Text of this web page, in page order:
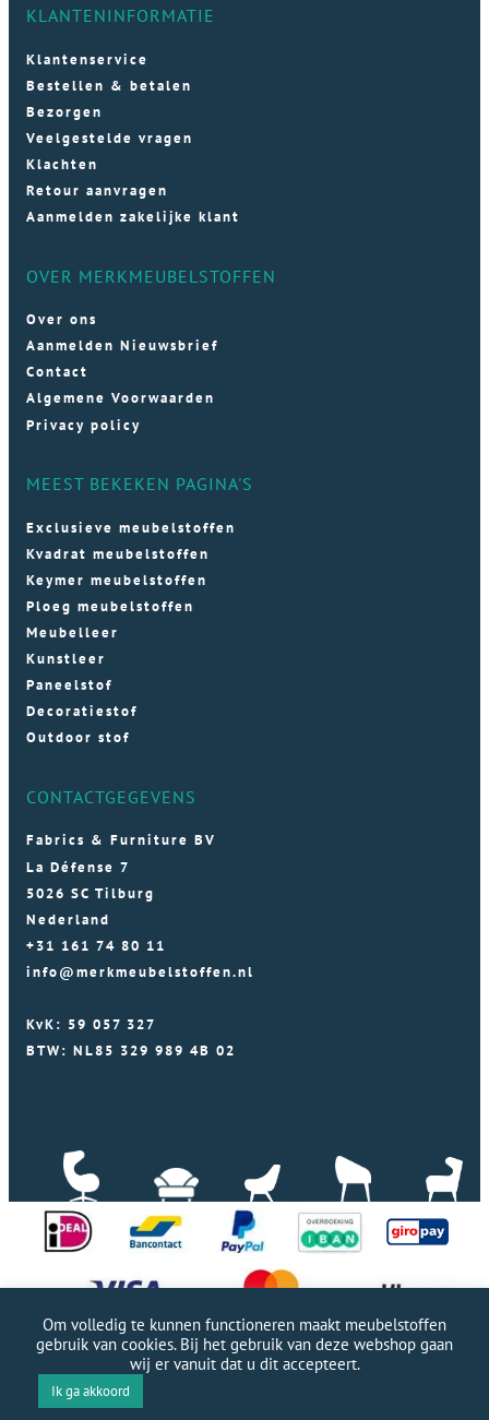
KLANTENINFORMATIE
Klantenservice
Bestellen & betalen
Bezorgen
Veelgestelde vragen
Klachten
Retour aanvragen
Aanmelden zakelijke klant
OVER MERKMEUBELSTOFFEN
Over ons
Aanmelden Nieuwsbrief
Contact
Algemene Voorwaarden
Privacy policy
MEEST BEKEKEN PAGINA'S
Exclusieve meubelstoffen
Kvadrat meubelstoffen
Keymer meubelstoffen
Ploeg meubelstoffen
Meubelleer
Kunstleer
Paneelstof
Decoratiestof
Outdoor stof
CONTACTGEGEVENS
Fabrics & Furniture BV
La Défense 7
5026 SC Tilburg
Nederland
+31 161 74 80 11
info@merkmeubelstoffen.nl
KvK: 59 057 327
BTW: NL85 329 989 4B 02
Professionele WordPress website door Webworx
Copyright Merkmeubelstoffen 2026
Om volledig te kunnen functioneren maakt meubelstoffen
gebruik van cookies. Bij het gebruik van deze webshop gaan
wij er vanuit dat u dit accepteert.
Ik ga akkoord